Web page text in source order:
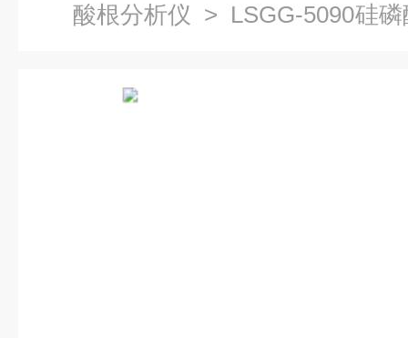
酸根分析仪 > LSGG-5090硅